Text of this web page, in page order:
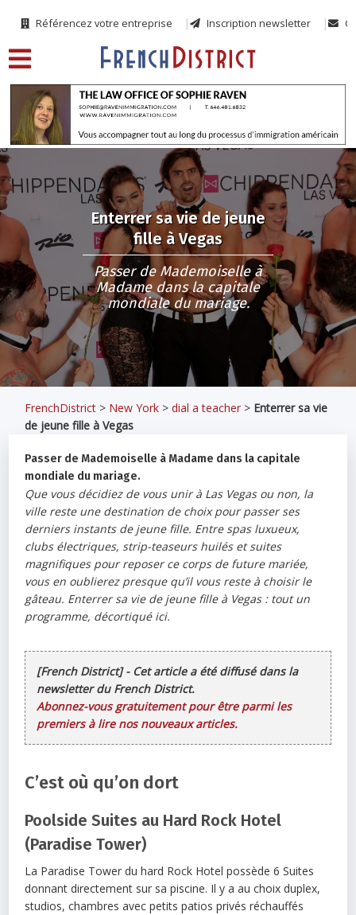
Référencez votre entreprise Inscription newsletter
Enterrer sa vie de jeune
fille à Vegas
Passer de Mademoiselle à
Madame dans la capitale
mondiale du mariage.
FrenchDistrict > New York >dial a teacher > Enterrer sa vie
de jeune fille à Vegas
Passer de Mademoiselle à Madame dans la capitale
mondiale du mariage.
Que vous décidiez de vous unir à Las Vegas ou non, la
ville reste une destination de choix pour passer ses
derniers instants de jeune fille. Entre spas luxueux,
clubs électriques, strip-teaseurs huilés et suites
magnifiques pour reposer ce corps de future mariée,
vous en oublierez presque qu’il vous reste à choisir le
gâteau. Enterrer sa vie de jeune fille à Vegas : tout un
programme, décortiqué ici.
[French District] - Cet article a été diffusé dans la
newsletter du French District.
Abonnez-vous gratuitement pour être parmi les
premiers à lire nos nouveaux articles.
C’est où qu’on dort
Poolside Suites au Hard Rock Hotel
(Paradise Tower)
La Paradise Tower du hard Rock Hotel possède 6 Suites
donnant directement sur sa piscine. Il y a au choix duplex,
studios, chambres avec petits patios privés réchauffés